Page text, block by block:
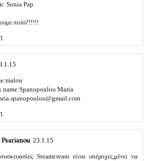
Sonia Pap
πολύ!!!!!!
name:Spanopoulou Maria
23.1.15
Steamcream είναι υπέροχες,μένει να